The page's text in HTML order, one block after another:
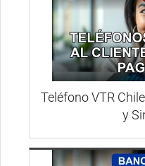
Teléfono VTR
y